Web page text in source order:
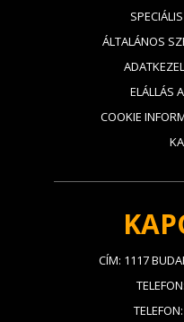
ÁLTALÁNOS
ELÁLLÁS
COOKIE
CÍM: 1117